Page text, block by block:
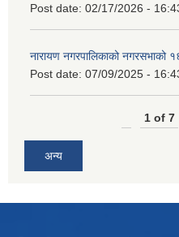
Post date: 02/17/2026 -
नारायण नगरपालिकाको
Post date: 07/09/2025 -
1 of 7
अन्य